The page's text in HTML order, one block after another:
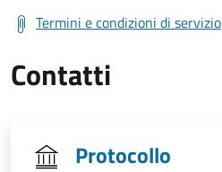
Termini e condizioni di servizio
Contatti
Protocollo